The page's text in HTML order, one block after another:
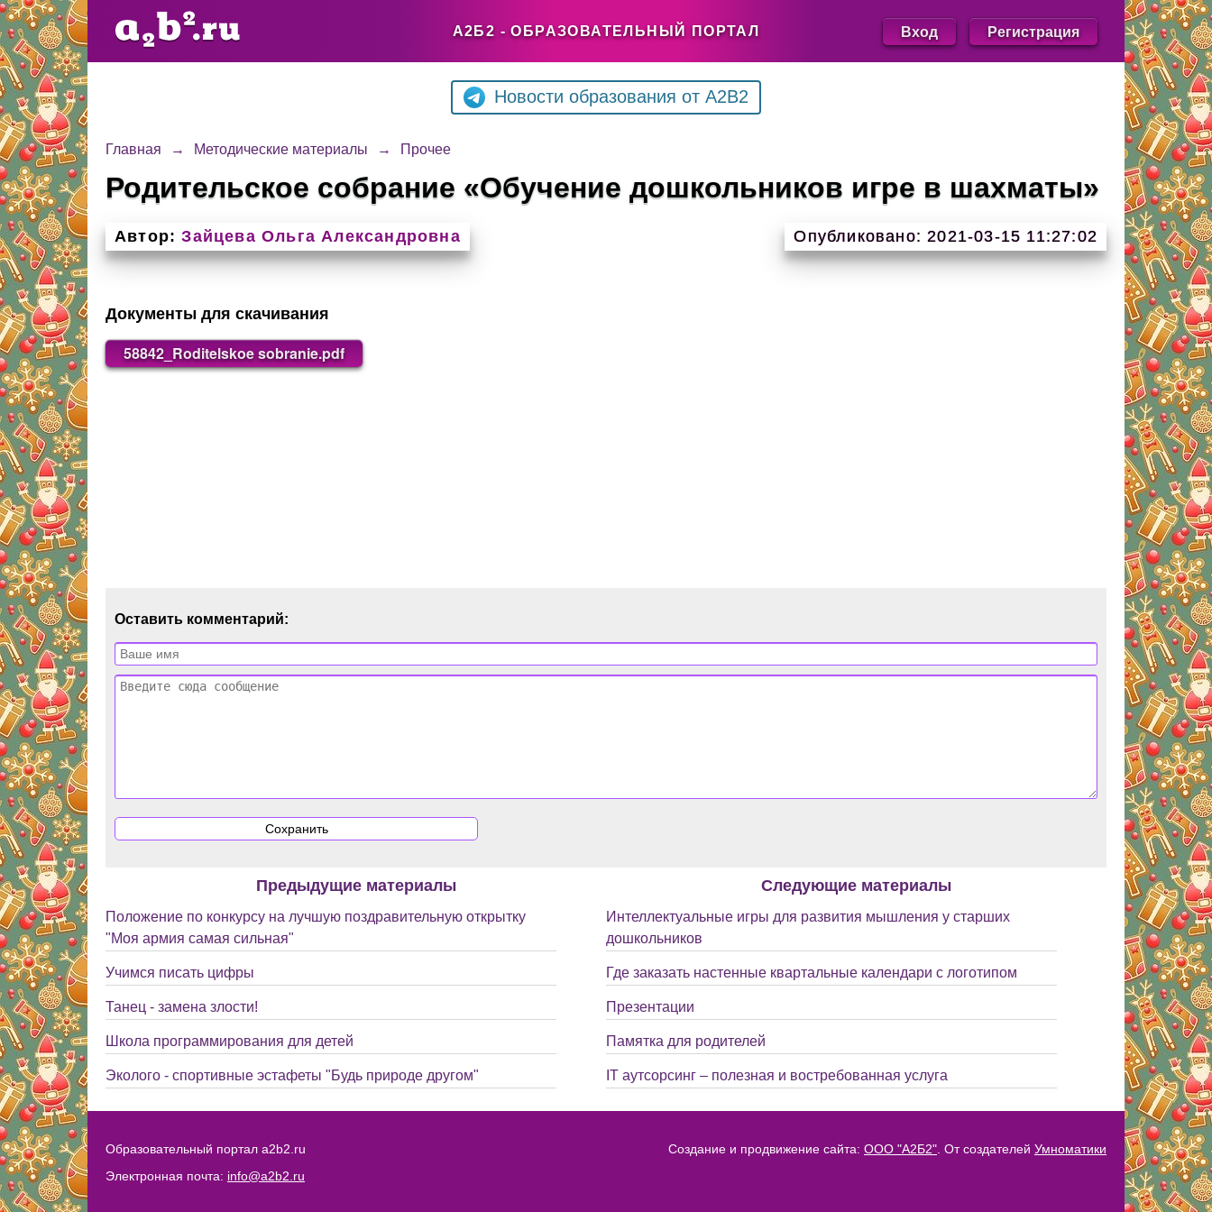
А2Б2 - ОБРАЗОВАТЕЛЬНЫЙ ПОРТАЛ Вход Регистрация
Новости образования от A2B2
Главная → Методические материалы → Прочее
Родительское собрание «Обучение дошкольников игре в шахматы»
Автор: Зайцева Ольга Александровна Опубликовано: 2021-03-15 11:27:02
Документы для скачивания
58842_Roditelskoe sobranie.pdf
Оставить комментарий:
Предыдущие материалы
Положение по конкурсу на лучшую поздравительную открытку
"Моя армия самая сильная"
Учимся писать цифры
Танец - замена злости!
Школа программирования для детей
Эколого - спортивные эстафеты "Будь природе другом"
Следующие материалы
Интеллектуальные игры для развития мышления у старших
дошкольников
Где заказать настенные квартальные календари с логотипом
Презентации
Памятка для родителей
IT аутсорсинг – полезная и востребованная услуга
Образовательный портал a2b2.ru
Электронная почта: info@a2b2.ru
Создание и продвижение сайта: ООО "А2Б2" . От создателей Умноматики